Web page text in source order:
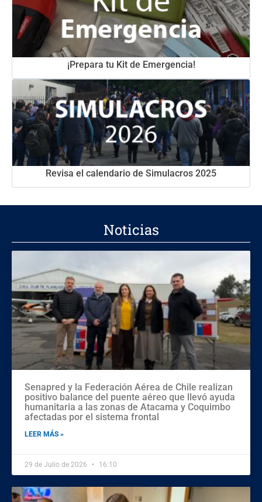
¡Prepara tu Kit de Emergencia!
Revisa el calendario de Simulacros 2025
Noticias
Senapred y la Federación Aérea de Chile realizan
positivo balance del puente aéreo que llevó ayuda
humanitaria a las zonas de Atacama y Coquimbo
afectadas por el sistema frontal
LEER MÁS »
29 de Julio de 2026 16:10